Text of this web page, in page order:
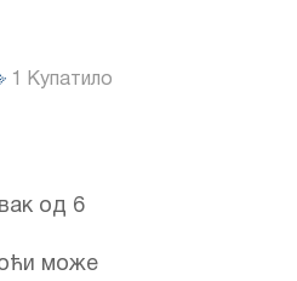
1 Купатило
од 6
може